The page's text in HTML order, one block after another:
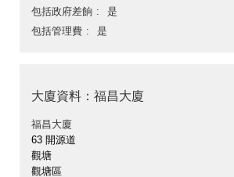
包括政府差餉
是
包括管理費
是
大廈資料：福昌大廈
福昌大廈
63 開源道
觀塘
觀塘區